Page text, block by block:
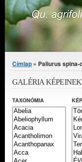
Jelenlegi hely
Címlap » Paliurus
GALÉRIA
TAXONÓMIA